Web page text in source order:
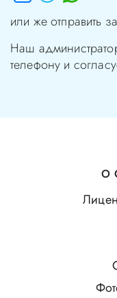
или же отправить
Наш
телефону и
О